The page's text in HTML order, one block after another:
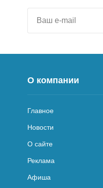
О компании
Главное
Новости
О сайте
Реклама
Афиша